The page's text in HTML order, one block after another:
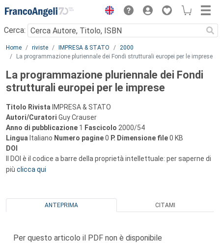
Menu
Cerca:
Main content
Home riviste IMPRESA & STATO
2000
La programmazione pluriennale dei Fondi strutturali europei per le imprese
La programmazione pluriennale dei Fondi
strutturali europei per le imprese
Titolo Rivista IMPRESA & STATO
Autori/Curatori Guy Crauser
Anno di pubblicazione 1 Fascicolo 2000/54
Lingua Italiano Numero pagine0 P. Dimensione file0 KB
DOI
Il DOI è il codice a barre della proprietà intellettuale: per saperne di
più clicca qui
ANTEPRIMA CITAMI
Per questo articolo il PDF non è disponibile